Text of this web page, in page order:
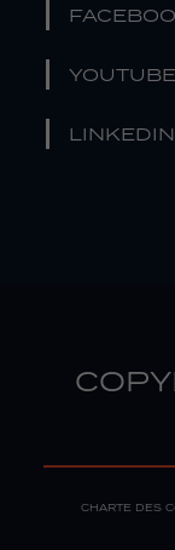
YOUTUBE
LINKEDIN
CHARTE DES